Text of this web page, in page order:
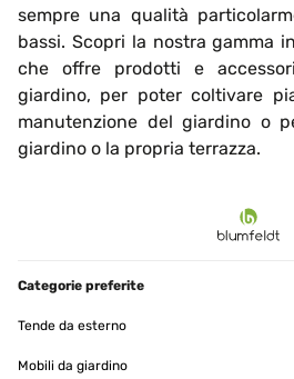
sempre una qualità
bassi. Scopri la nostra gamma
che offre prodotti e
giardino, per poter coltivare
manutenzione del giardino o
giardino o la propria terrazza.
Categorie preferite
Tende da esterno
Mobili da giardino